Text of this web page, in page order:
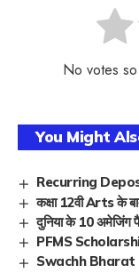
No votes
You Might
Recurring
कक्षा 12वी Arts के
दुनिया के 10 अमेजिंग
PFMS
Swachh Bharat